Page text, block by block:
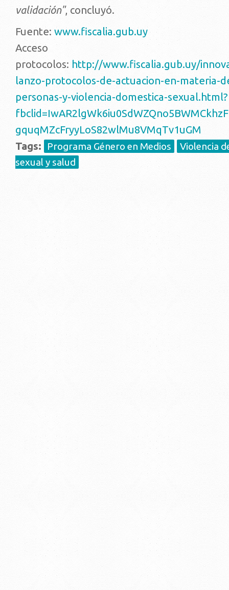
validación", concluyó.
Fuente: www.fiscalia.gub.uy
protocolos: http://www.fiscalia.gub.uy/
lanzo-protocolos-de-actuacion-en-materia-
personas-y-violencia-domestica-sexual.html?
gquqMZcFryyLoS82wlMu8VMqTv1uGM
Tags:
Programa Género en Medios
Violencia
sexual y salud